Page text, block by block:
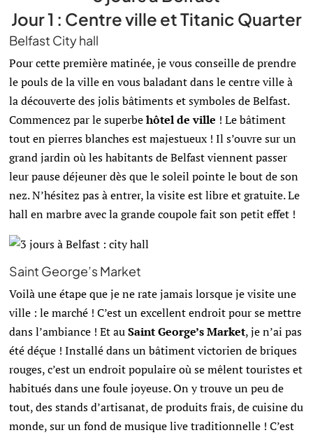
Jour 1 : Centre ville et Titanic Quarter
Belfast City hall
Pour cette première matinée, je vous conseille de prendre
le pouls de la ville en vous baladant dans le centre ville à
la découverte des jolis bâtiments et symboles de Belfast.
Commencez par le superbehôtel de ville ! Le bâtiment
tout en pierres blanches est majestueux ! Il s’ouvre sur un
grand jardin où les habitants de Belfast viennent passer
leur pause déjeuner dès que le soleil pointe le bout de son
nez. N’hésitez pas à entrer, la visite est libre et gratuite. Le
hall en marbre avec la grande coupole fait son petit effet !
Saint George’s Market
Voilà une étape que je ne rate jamais lorsque je visite une
ville : le marché ! C’est un excellent endroit pour se mettre
dans l’ambiance ! Et auSaint George’s Market, je n’ai pas
été déçue ! Installé dans un bâtiment victorien de briques
rouges, c’est un endroit populaire où se mêlent touristes et
habitués dans une foule joyeuse. On y trouve un peu de
tout, des stands d’artisanat, de produits frais, de cuisine du
monde, sur un fond de musique live traditionnelle ! C’est